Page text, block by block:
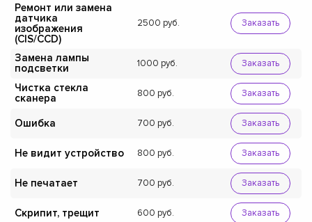
Ремонт или замена
датчика
изображения
(CIS/CCD)
2500 Заказать
Замена лампы
подсветки
1000 Заказать
Чистка стекла
сканера
800 Заказать
Ошибка 700 Заказать
Не видит устройство 800 Заказать
Не печатает 700 Заказать
Скрипит, трещит 600 Заказать